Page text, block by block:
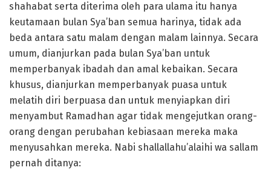
shahabat serta diterima oleh para ulama itu hanya
keutamaan bulan Sya’ban semua harinya, tidak ada
beda antara satu malam dengan malam lainnya. Secara
umum, dianjurkan pada bulan Sya’ban untuk
memperbanyak ibadah dan amal kebaikan. Secara
khusus, dianjurkan memperbanyak puasa untuk
melatih diri berpuasa dan untuk menyiapkan diri
menyambut Ramadhan agar tidak mengejutkan orang-
orang dengan perubahan kebiasaan mereka maka
menyusahkan mereka. Nabi shallallahu’alaihi wa sallam
pernah ditanya: